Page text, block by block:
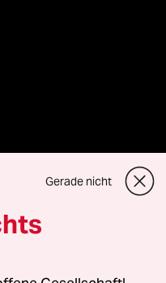
GmbH
Gerade nicht